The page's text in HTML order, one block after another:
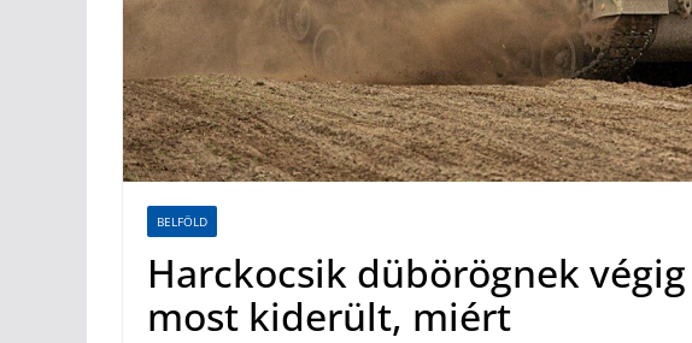
BELFÖLD
Harckocsik dübörögnek végig
most kiderült, miért